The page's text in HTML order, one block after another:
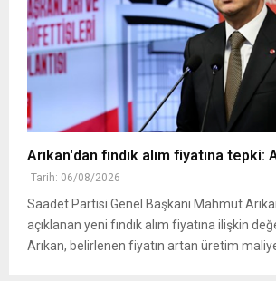
Arıkan'dan fındık alım fiyatına tepki:
Tarih: 06/08/2026
Saadet Partisi Genel Başkanı Mahmut
açıklanan yeni fındık alım fiyatına ilişkin
Arıkan, belirlenen fiyatın artan üretim